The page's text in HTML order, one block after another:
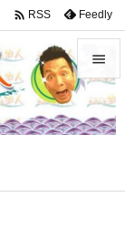


メニュ

 RSS Feedly